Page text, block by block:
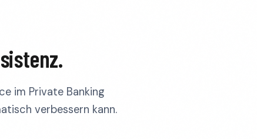
im Private Banking
verbessern kann.